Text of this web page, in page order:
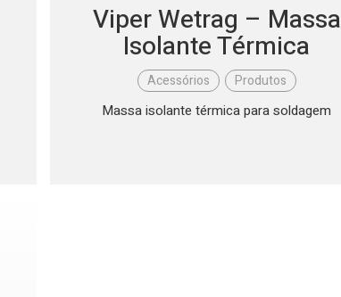
Viper Wetrag – Massa
Isolante Térmica
Acessórios , Produtos
Massa isolante térmica para soldagem